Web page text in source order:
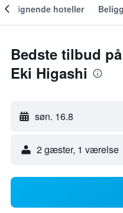
Lignende hoteller
Bedste tilbud
Eki Higashi
søn. 16.8
2 gæster, 1 værelse